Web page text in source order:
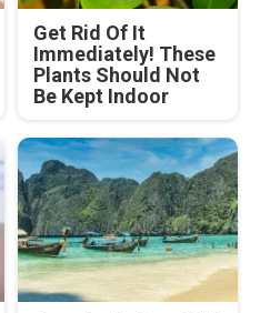
Get Rid Of It
Immediately! These
Plants Should Not
Be Kept Indoor